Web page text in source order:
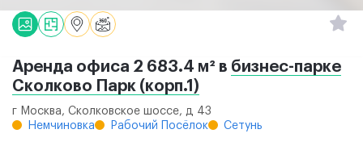
Аренда офиса 2 683.4 м² в бизнес-парке
Сколково Парк (корп.1)
г Москва, Сколковское шоссе, д 43
Немчиновка
Рабочий Посёлок Сетунь